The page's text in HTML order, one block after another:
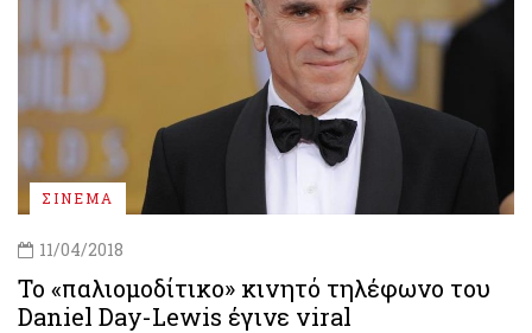
ΣΙΝΕΜΑ
11/04/2018
Το «παλιομοδίτικο» κινητό τηλέφωνο του
Daniel Day-Lewis έγινε viral